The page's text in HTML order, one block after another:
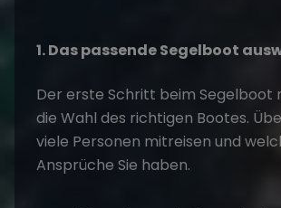
1. Das passende Segelboot
Der erste Schritt beim Segelboot
die Wahl des richtigen Bootes.
viele Personen mitreisen und
Ansprüche Sie haben.